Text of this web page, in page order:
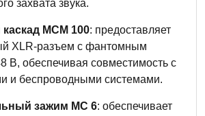
захвата звука.
MCM 100: предоставляет
XLR-разъем с фантомным
В, обеспечивая совместимость с
и беспроводными системами.
зажим MC 6: обеспечивает